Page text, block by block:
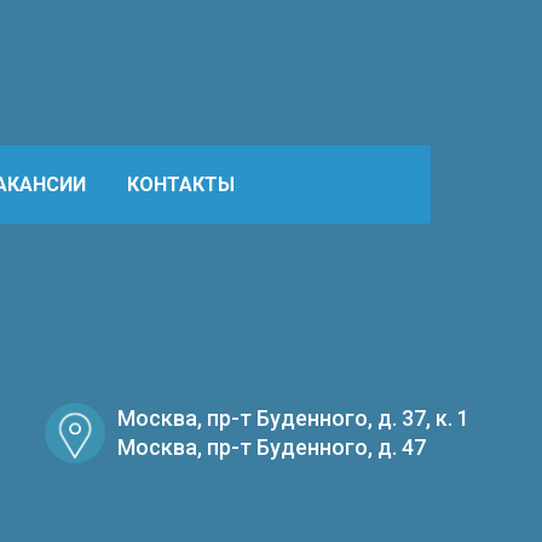
Москва, пр-т Буденного, д. 37, к. 1
Москва, пр-т Буденного, д. 47
КОНТАКТЫ